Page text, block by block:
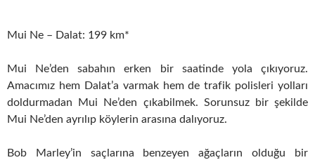
Mui Ne – Dalat: 199 km*
Mui Ne’den sabahın erken bir saatinde yola çıkıyoruz.
Amacımız hem Dalat’a varmak hem de trafik polisleri yolları
doldurmadan Mui Ne’den çıkabilmek. Sorunsuz bir şekilde
Mui Ne’den ayrılıp köylerin arasına dalıyoruz.
Bob Marley’in saçlarına benzeyen ağaçların olduğu bir